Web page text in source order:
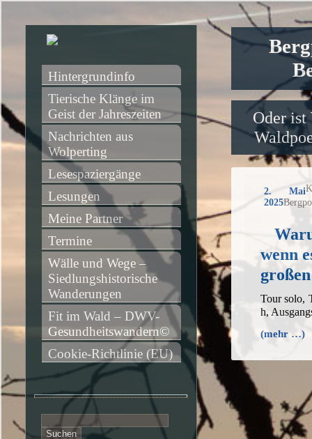
Oder ist
2. Mai
2025
wenn
Tour solo,
h,
(mehr …)
Hintergrundinfo
Tierische Klänge im
Geist der Jahreszeiten
Nachrichten aus
Wolperting
Lesespaziergänge
Lesungen
Meine Partner
Termine
Wälle und Wege –
Siedlungshistorische
Wanderungen
Fit im Wald – DWV-
Gesundheitswandern©
Cookie-Richtlinie (EU)
nach: